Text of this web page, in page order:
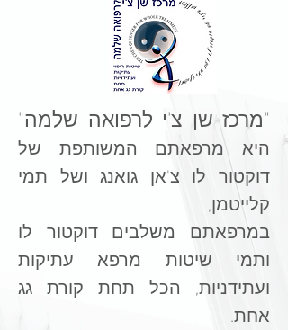
"מרכז שן צ'י לרפואה שלמה"
היא מרפאתם המשותפת של
דוקטור לו צ'אן גואנג ושל תמי
קלייטמן,
במרפאתם משלבים דוקטור לו
ותמי שיטות מרפא עתיקות
ועתידניות, הכל תחת קורת גג
אחת.